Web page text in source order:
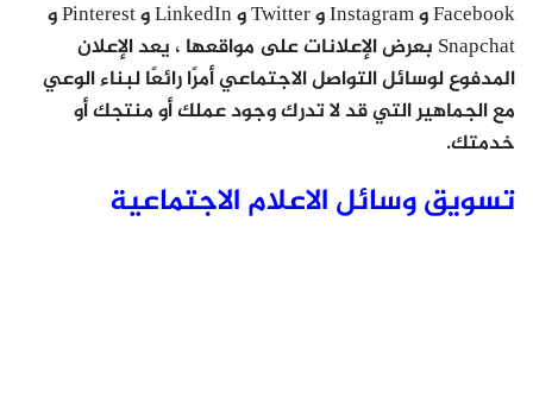
Facebook و Instagram و Twitter و LinkedIn و Pinterest و
Snapchat بعرض الإعلانات على مواقعها ، يعد الإعلان
المدفوع لوسائل التواصل الاجتماعي أمرًا رائعًا لبناء الوعي
مع الجماهير التي قد لا تدرك وجود عملك أو منتجك أو
خدمتك.
تسويق وسائل الاعلام الاجتماعية